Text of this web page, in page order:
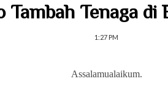
Tambah Tenaga di
1:27 PM
Assalamualaikum.